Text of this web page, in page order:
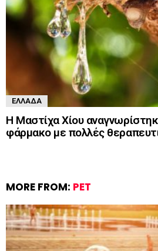
ΕΛΛΆΔΑ
Η Μαστίχα Χίου
φάρμακο με πολλές
MORE FROM: PET